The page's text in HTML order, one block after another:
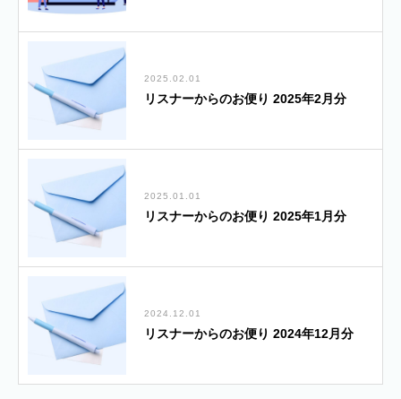
2025.02.01
リスナーからのお便り 2025年2月分
2025.01.01
リスナーからのお便り 2025年1月分
2024.12.01
リスナーからのお便り 2024年12月分